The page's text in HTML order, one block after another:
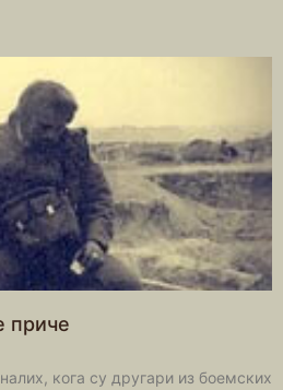
приче
кога су другари из боемских